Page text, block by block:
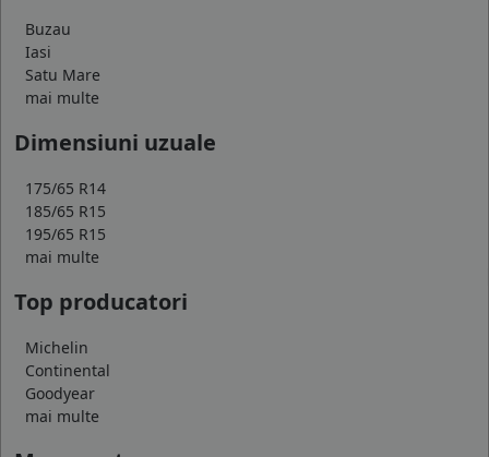
Buzau
Iasi
Satu Mare
mai multe
Dimensiuni uzuale
175/65 R14
185/65 R15
195/65 R15
mai multe
Top producatori
Michelin
Continental
Goodyear
mai multe